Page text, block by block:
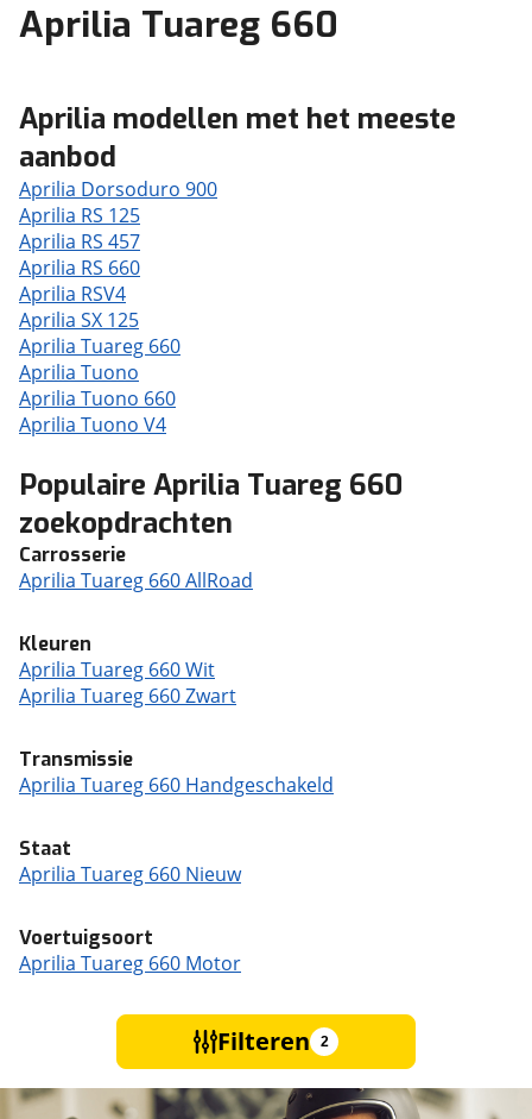
Aprilia Tuareg 660
Aprilia modellen met het meeste
aanbod
Aprilia Dorsoduro 900
Aprilia RS 125
Aprilia RS 457
Aprilia RS 660
Aprilia RSV4
Aprilia SX 125
Aprilia Tuareg 660
Aprilia Tuono
Aprilia Tuono 660
Aprilia Tuono V4
Populaire Aprilia Tuareg 660
zoekopdrachten
Carrosserie
Aprilia Tuareg 660 AllRoad
Kleuren
Aprilia Tuareg 660 Wit
Aprilia Tuareg 660 Zwart
Transmissie
Aprilia Tuareg 660 Handgeschakeld
Staat
Aprilia Tuareg 660 Nieuw
Voertuigsoort
Aprilia Tuareg 660 Motor
Filteren 2